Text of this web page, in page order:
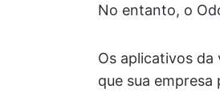
No entanto, o
Os aplicativos
que sua